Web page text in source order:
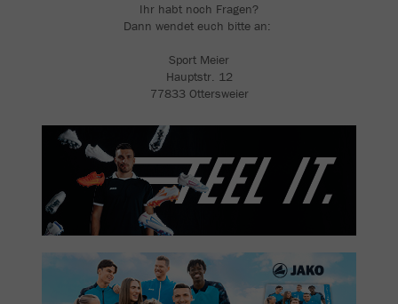
Ihr habt noch Fragen?
Dann wendet euch bitte an:
Sport Meier
Hauptstr. 12
77833 Ottersweier